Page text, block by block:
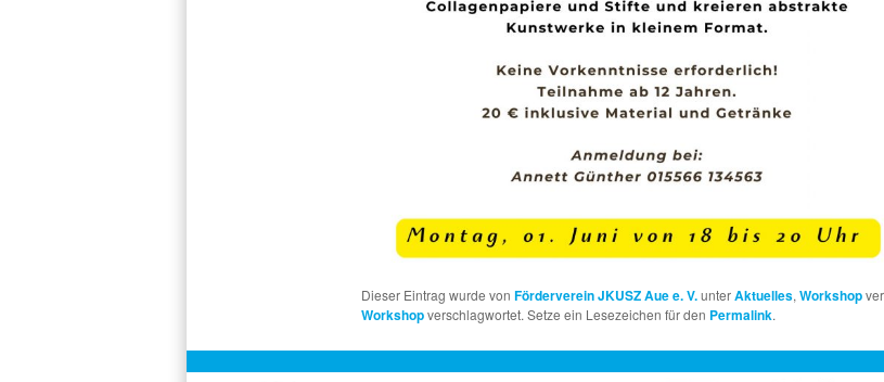
Dieser Eintrag wurde von Förderverein JKUSZ Aue e. V.unterAktuelles, Workshop
Workshopverschlagwortet. Setze ein Lesezeichen für den Permalink.